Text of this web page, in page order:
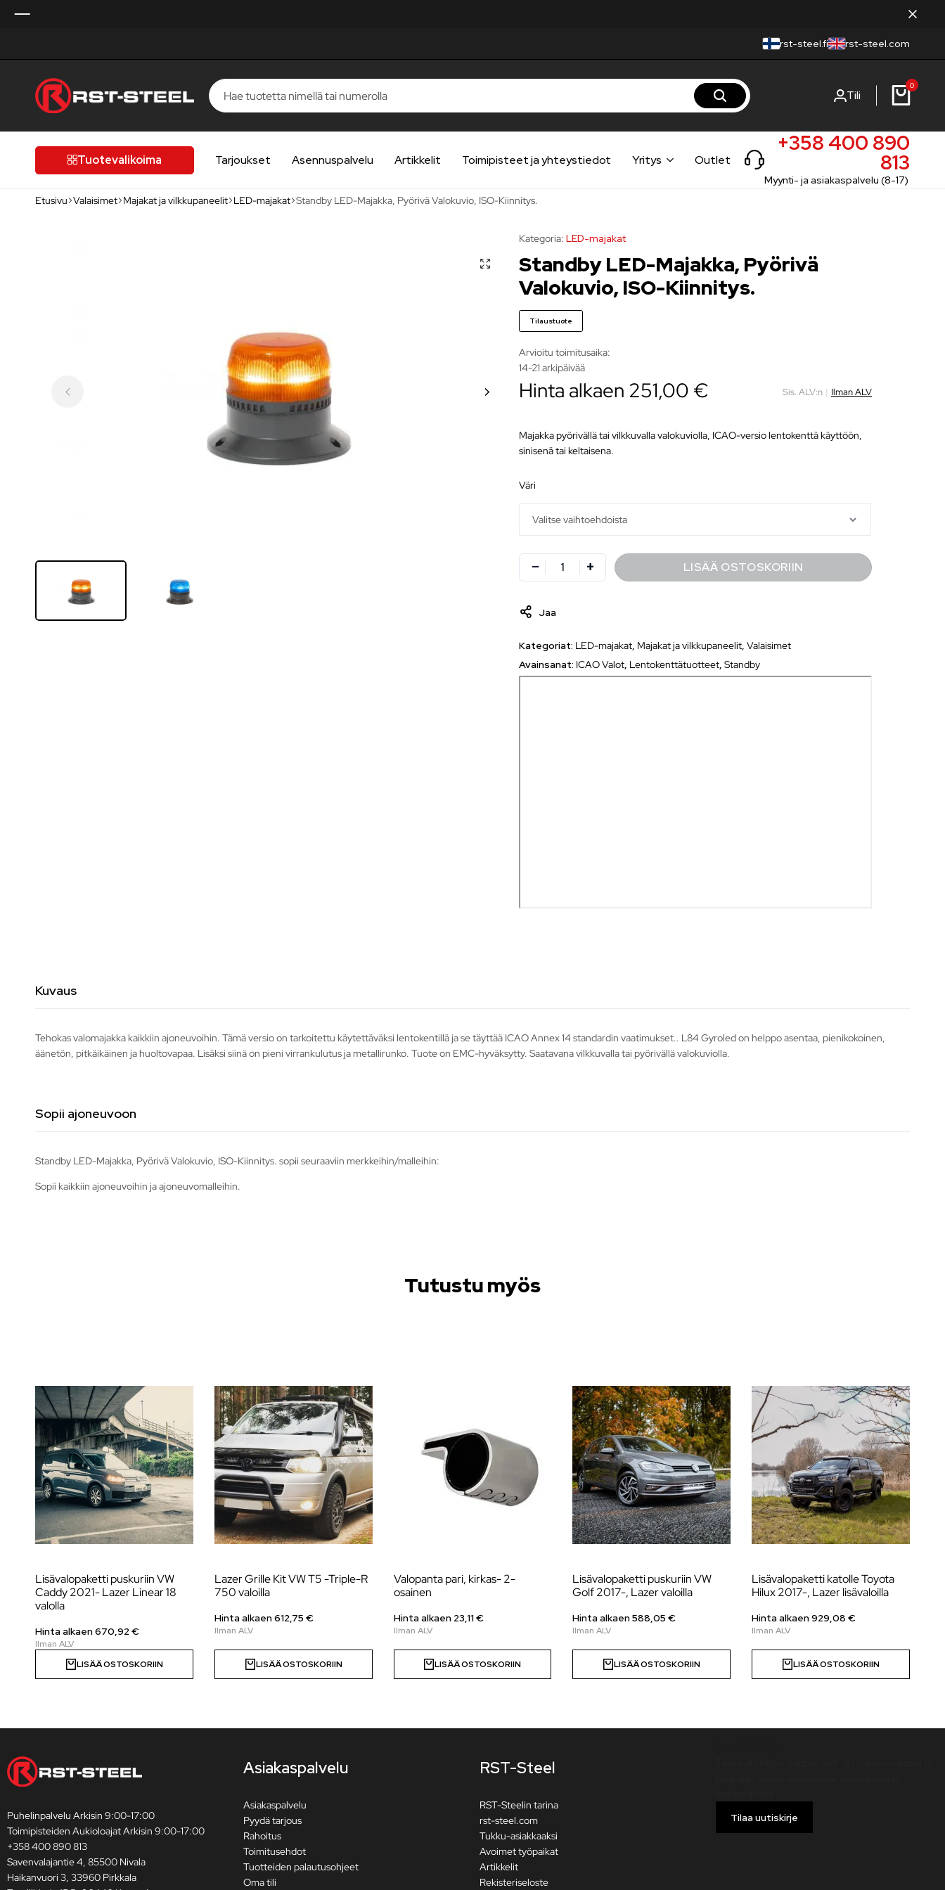
rst-steel.fi rst-steel.com
laatutietoiselle
autoilijalle
Tili
0
Tuotevalikoima Tarjoukset Asennuspalvelu Artikkelit Toimipisteet ja yhteystiedot Yritys Outlet
+358 400 890
813
Myynti- ja asiakaspalvelu (8-17)
Etusivu Valaisimet Majakat ja vilkkupaneelit LED-majakat Standby LED-Majakka, Pyörivä Valokuvio, ISO-Kiinnitys.
Kategoria: LED-majakat
Standby LED-Majakka, Pyörivä
Valokuvio, ISO-Kiinnitys.
Tilaustuote
Arvioitu toimitusaika:
14-21 arkipäivää
Hinta alkaen 251,00 € Sis. ALV:n | Ilman ALV
Majakka pyörivällä tai vilkkuvalla valokuviolla, ICAO-versio lentokenttä käyttöön,
sinisenä tai keltaisena.
väri
LISÄÄ OSTOSKORIIN
Jaa
Kategoriat: LED-majakat Majakat ja vilkkupaneelit ,Valaisimet
Avainsanat: ICAO Valot Lentokenttätuotteet ,Standby
Kuvaus
Tehokas valomajakka kaikkiin ajoneuvoihin. Tämä versio on tarkoitettu käytettäväksi lentokentillä ja se täyttää ICAO Annex 14 standardin vaatimukset.. L84 Gyroled on helppo asentaa, pienikokoinen,
äänetön, pitkäikäinen ja huoltovapaa. Lisäksi siinä on pieni virrankulutus ja metallirunko. Tuote on EMC-hyväksytty. Saatavana vilkkuvalla tai pyörivällä valokuviolla.
Sopii ajoneuvoon
Standby LED-Majakka, Pyörivä Valokuvio, ISO-Kiinnitys. sopii seuraaviin merkkeihin/malleihin:
Sopii kaikkiin ajoneuvoihin ja ajoneuvomalleihin.
Tutustu myös
Lisävalopaketti puskuriin VW
Caddy 2021- Lazer Linear 18
valolla
Hinta alkaen670,92 €
LISÄÄ OSTOSKORIIN
Lazer Grille Kit VW T5 -Triple-R
750 valoilla
Hinta alkaen612,75 €
LISÄÄ OSTOSKORIIN
Valopanta pari, kirkas- 2-
osainen
Hinta alkaen 23,11€
LISÄÄ OSTOSKORIIN
Lisävalopaketti puskuriin VW
Golf 2017-, Lazer valoilla
Hinta alkaen588,05€
LISÄÄ OSTOSKORIIN
Lisävalopaketti katolle Toyota
Hilux 2017-, Lazer lisävaloilla
Hinta alkaen929,08€
LISÄÄ OSTOSKORIIN
Puhelinpalvelu Arkisin 9:00-17:00
Toimipisteiden Aukioloajat Arkisin 9:00-17:00
+358 400 890 813
Savenvalajantie 4, 85500 Nivala
Haikanvuori 3, 33960 Pirkkala
Asiakaspalvelu
Asiakaspalvelu
Pyydä tarjous
Rahoitus
Toimitusehdot
Tuotteiden palautusohjeet
Oma tili
RST-Steel
RST-Steelin tarina
rst-steel.com
Tukku-asiakkaaksi
Avoimet työpaikat
Artikkelit
Rekisteriseloste
Tilaa uutiskirje